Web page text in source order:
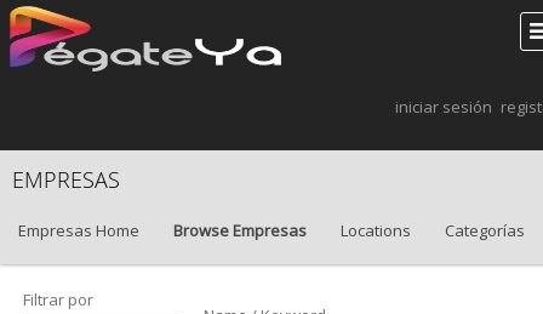
iniciar sesión
EMPRESAS
Empresas Home Browse Empresas Locations Categorías
Filtrar por